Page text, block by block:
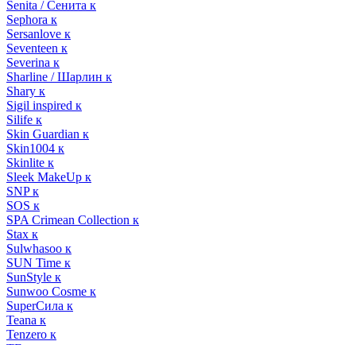
Senita / Сенита к
Sephora к
Sersanlove к
Seventeen к
Severina к
Sharline / Шарлин к
Shary к
Sigil inspired к
Silife к
Skin Guardian к
Skin1004 к
Skinlite к
Sleek MakeUp к
SNP к
SOS к
SPA Crimean Collection к
Stax к
Sulwhasoo к
SUN Time к
SunStyle к
Sunwoo Cosme к
SuperСила к
Teana к
Tenzero к